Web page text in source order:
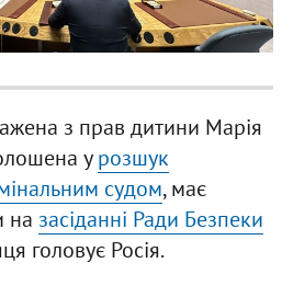
з прав дитини Марія
урозшук
судом, має
на засіданні Ради Безпеки
головує Росія.